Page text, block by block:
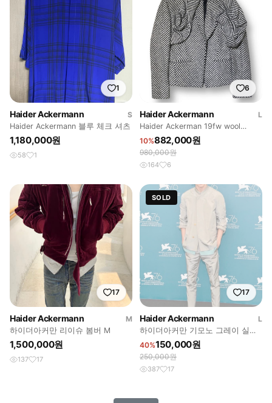
1
Haider Ackermann
S
Haider Ackermann 블루 체크 셔츠
1,180,000원
58 1
6
Haider Ackermann
L
Haider Ackerman 19fw wool
jacket
10%882,000원
980,000원
164 6
17
Haider Ackermann
M
하이더아커만 리이슈 봄버 M
1,500,000원
137 17
SOLD
17
Haider Ackermann
L
하이더아커만 기모노 그레이 실크
배색 하프 셔츠
40%150,000원
250,000원
387 17